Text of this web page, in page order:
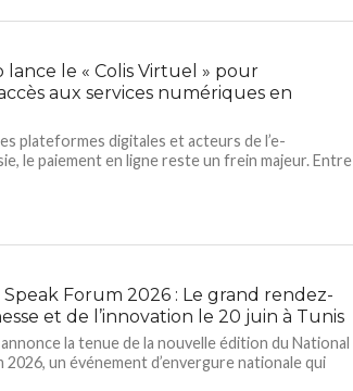
lance le « Colis Virtuel » pour
aux services numériques en
plateformes digitales et acteurs de l’e-
le paiement en ligne reste un frein majeur. Entre
Forum 2026 : Le grand rendez-
et de l’innovation le 20 juin à Tunis
annonce la tenue de la nouvelle édition du National
2026, un événement d’envergure nationale qui